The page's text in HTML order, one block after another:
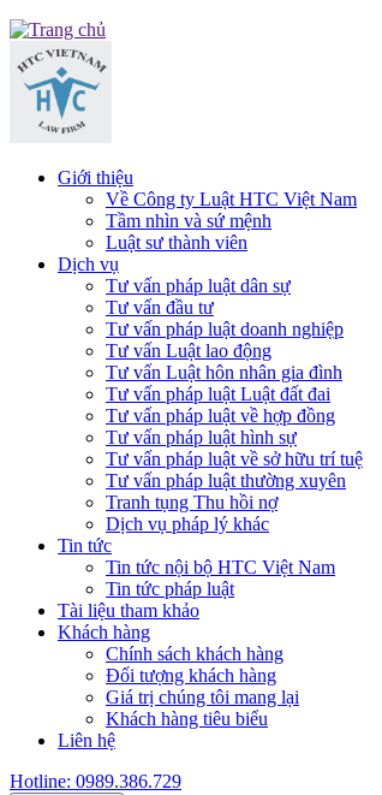
Giới thiệu
Về Công ty Luật HTC Việt Nam
Tầm nhìn và sứ mệnh
Luật sư thành viên
Dịch vụ
Tư vấn pháp luật dân sự
Tư vấn đầu tư
Tư vấn pháp luật doanh nghiệp
Tư vấn Luật lao động
Tư vấn Luật hôn nhân gia đình
Tư vấn pháp luật Luật đất đai
Tư vấn pháp luật về hợp đồng
Tư vấn pháp luật hình sự
Tư vấn pháp luật về sở hữu trí tuệ
Tư vấn pháp luật thường xuyên
Tranh tụng Thu hồi nợ
Dịch vụ pháp lý khác
Tin tức
Tin tức nội bộ HTC Việt Nam
Tin tức pháp luật
Tài liệu tham khảo
Khách hàng
Chính sách khách hàng
Đối tượng khách hàng
Giá trị chúng tôi mang lại
Khách hàng tiêu biểu
Liên hệ
Hotline: 0989.386.729